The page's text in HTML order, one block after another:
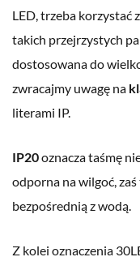
LED, trzeba korzystać
takich przejrzystych
dostosowana do
zwracajmy uwagę na
literami IP.
IP20oznacza taśmę
odporna na wilgoć, zaś
bezpośrednią z wodą.
Z kolei oznaczenia